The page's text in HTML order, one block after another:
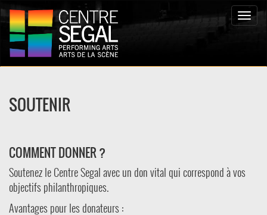
Toggle
SOUTENIR
COMMENT DONNER ?
Soutenez le Centre Segal avec un don vital qui correspond à vos
objectifs philanthropiques.
Avantages pour les donateurs :